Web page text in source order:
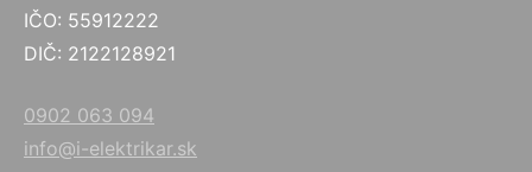
IČO: 55912222
DIČ: 2122128921
0902 063 094
info@i-elektrikar.sk